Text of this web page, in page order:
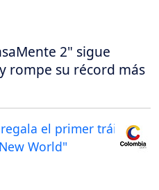
2" sigue
rompe su récord más